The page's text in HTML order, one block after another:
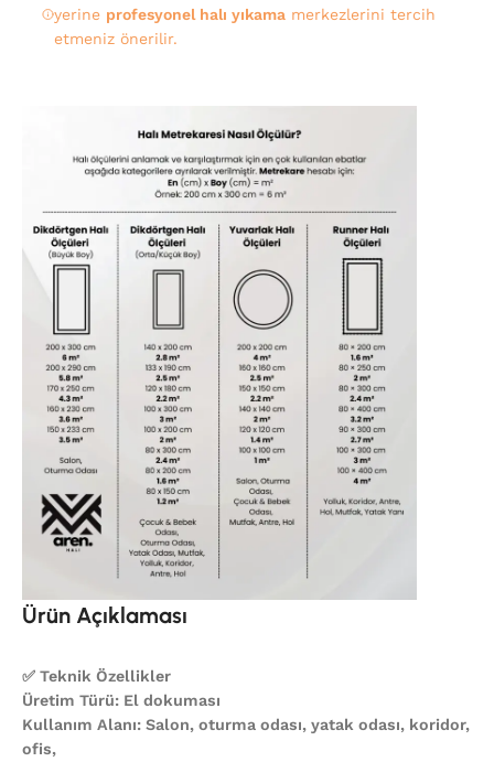
yerine profesyonel halı yıkamamerkezlerini tercih
etmeniz önerilir.
Ürün Açıklaması
✅ Teknik Özellikler
Üretim Türü: El dokuması
Kullanım Alanı: Salon, oturma odası, yatak odası, koridor,
ofis,